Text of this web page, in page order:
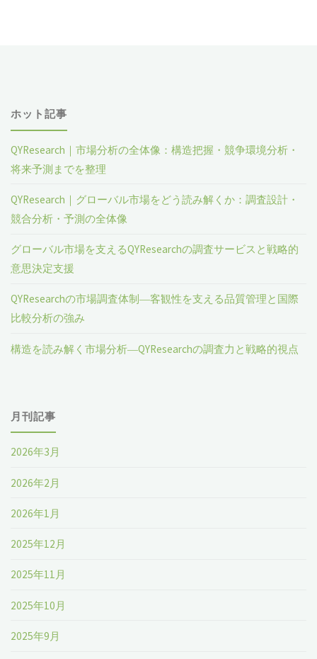
ホット記事
QYResearch｜市場分析の全体像：構造把握・競争環境分析・
将来予測までを整理
QYResearch｜グローバル市場をどう読み解くか：調査設計・
競合分析・予測の全体像
グローバル市場を支えるQYResearchの調査サービスと戦略的
意思決定支援
QYResearchの市場調査体制―客観性を支える品質管理と国際
比較分析の強み
構造を読み解く市場分析―QYResearchの調査力と戦略的視点
月刊記事
2026年3月
2026年2月
2026年1月
2025年12月
2025年11月
2025年10月
2025年9月